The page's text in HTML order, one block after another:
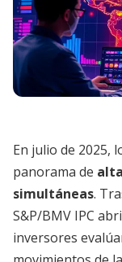
En julio de 2025,
panorama de
simultáneas.
S&P/BMV IPC
inversores